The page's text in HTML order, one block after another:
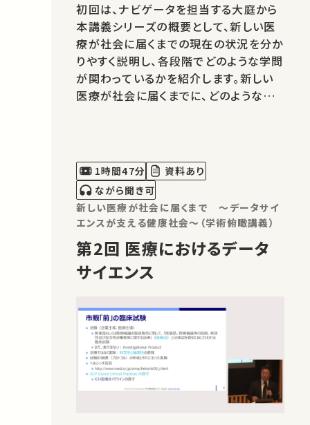
初回は、ナビゲータを担当する大庭から
本講義シリーズの概要として、新しい医
療が社会に届くまでの現在の状況を分か
りやすく説明し、各段階でどのような学問
が関わっているかを紹介します。新しい
医療が社会に届くまでに、どのような点
リーズを通して、よりよい健康社会を目
指す上で自分がどのように関わって…
1時間47分
資料あり
ながら聞き可
新しい医療が社会に届くまで ～データサイ
エンスが支える健康社会～（学術俯瞰講義）
第2回 医療におけるデータ
サイエンス